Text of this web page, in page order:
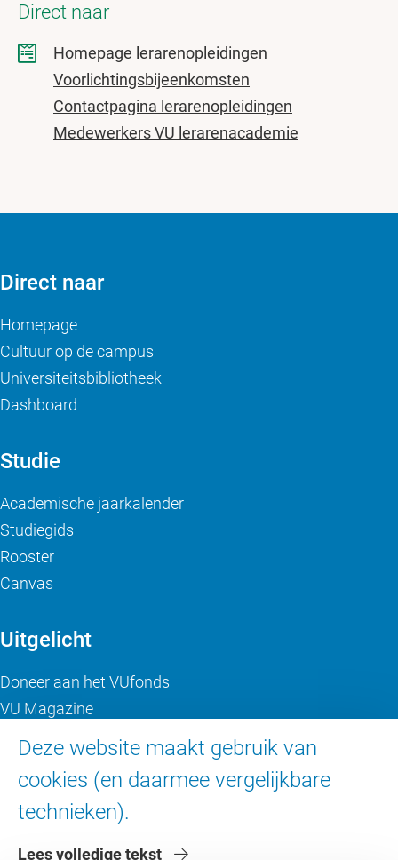
Direct naar
Homepage lerarenopleidingen
Voorlichtingsbijeenkomsten
Contactpagina lerarenopleidingen
Medewerkers VU lerarenacademie
Deze website maakt gebruik van
cookies (en daarmee vergelijkbare
technieken).
Lees volledige tekst
Direct naar
Homepage
Cultuur op de campus
Universiteitsbibliotheek
Dashboard
Studie
Academische jaarkalender
Studiegids
Rooster
Canvas
Uitgelicht
Doneer aan het VUfonds
VU Magazine
Over de VU